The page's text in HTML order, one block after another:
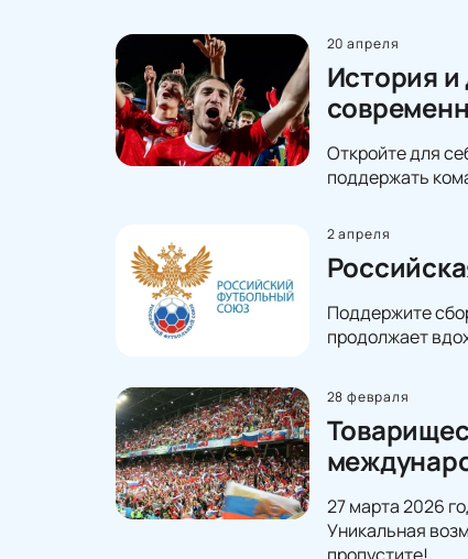
20 апреля
История
Откройте для
поддержать
2 апреля
Поддержите
продолжает
28 февраля
27 марта 2026
Уникальная